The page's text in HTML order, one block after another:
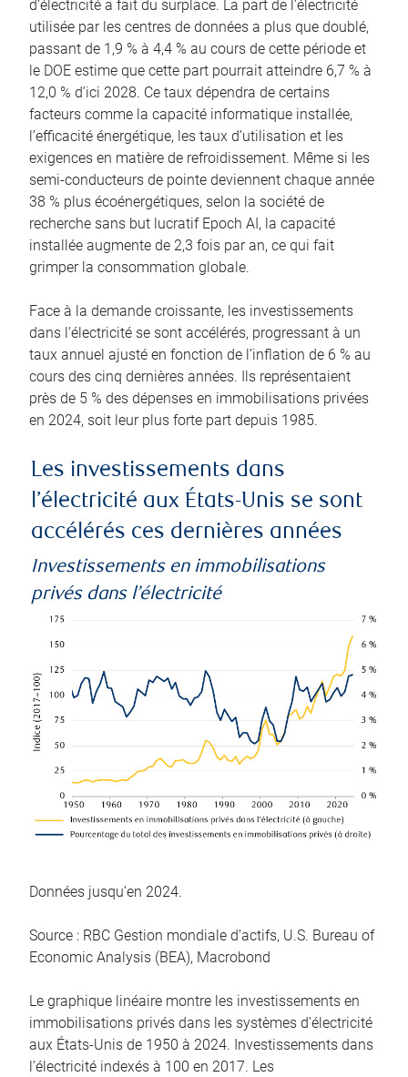
d’électricité a fait du surplace. La part de l’électricité
utilisée par les centres de données a plus que doublé,
passant de 1,9 % à 4,4 % au cours de cette période et
le DOE estime que cette part pourrait atteindre 6,7 % à
12,0 % d’ici 2028. Ce taux dépendra de certains
facteurs comme la capacité informatique installée,
l’efficacité énergétique, les taux d’utilisation et les
exigences en matière de refroidissement. Même si les
semi-conducteurs de pointe deviennent chaque année
38 % plus écoénergétiques, selon la société de
recherche sans but lucratif Epoch AI, la capacité
installée augmente de 2,3 fois par an, ce qui fait
grimper la consommation globale.
Face à la demande croissante, les investissements
dans l’électricité se sont accélérés, progressant à un
taux annuel ajusté en fonction de l’inflation de 6 % au
cours des cinq dernières années. Ils représentaient
près de 5 % des dépenses en immobilisations privées
en 2024, soit leur plus forte part depuis 1985.
Les investissements dans
l’électricité aux États-Unis se sont
accélérés ces dernières années
Investissements en immobilisations
privés dans l’électricité
Données jusqu’en 2024.
Source : RBC Gestion mondiale d’actifs, U.S. Bureau of
Economic Analysis (BEA), Macrobond
Le graphique linéaire montre les investissements en
immobilisations privés dans les systèmes d’électricité
aux États-Unis de 1950 à 2024. Investissements dans
l’électricité indexés à 100 en 2017. Les